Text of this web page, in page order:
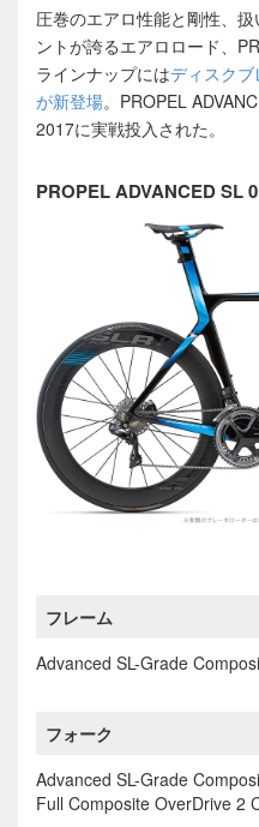
圧巻のエアロ性能と剛性、
ントが誇るエアロロード、
ラインナップにはディスクブ
が新登場。PROPEL
2017に実戦投入された。
PROPEL ADVANCED SL
フレーム
Advanced SL-Grade
フォーク
Advanced SL-Grade
Full Composite OverDrive 2